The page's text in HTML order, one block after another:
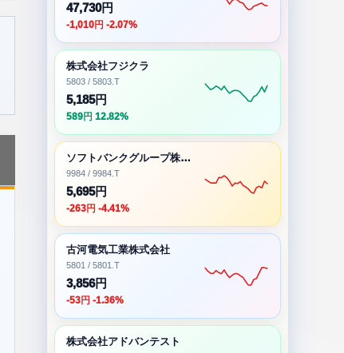
47,730円
-1,010円 -2.07%
株式会社フジクラ
5803 / 5803.T
5,185円
589円 12.82%
ソフトバンクグループ株式会社
9984 / 9984.T
5,695円
-263円 -4.41%
古河電気工業株式会社
5801 / 5801.T
3,856円
-53円 -1.36%
株式会社アドバンテスト